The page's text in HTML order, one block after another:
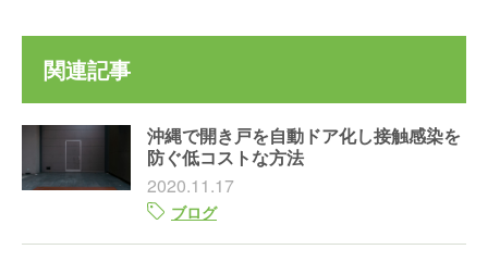
関連記事
沖縄で開き戸を自動ドア化し接触感染を
防ぐ低コストな方法
2020.11.17
ブログ